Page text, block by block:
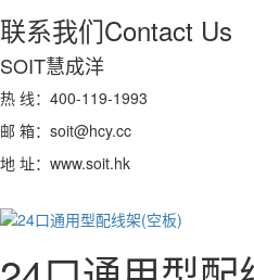
联系我们Contact Us
SOIT慧成洋
热 线：400-119-1993
邮 箱：soit@hcy.cc
地 址：www.soit.hk